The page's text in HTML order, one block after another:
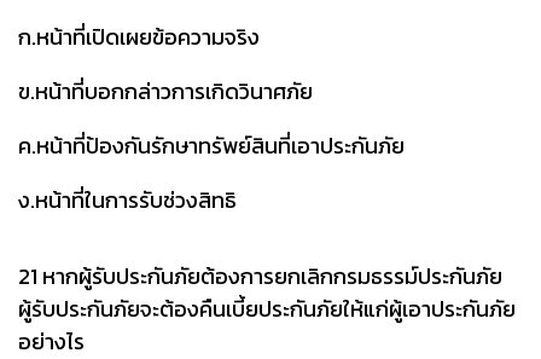
ก.หน้าที่เปิดเผยข้อความจริง
ข.หน้าที่บอกกล่าวการเกิดวินาศภัย
ค.หน้าที่ป้องกันรักษาทรัพย์สินที่เอาประกันภัย
ง.หน้าที่ในการรับช่วงสิทธิ
21 หากผู้รับประกันภัยต้องการยกเลิกกรมธรรม์ประกันภัย
ผู้รับประกันภัยจะต้องคืนเบี้ยประกันภัยให้แก่ผู้เอาประกันภัย
อย่างไร